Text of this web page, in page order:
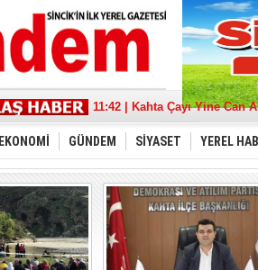
17:36 | Sincik Doğalgaza
11:42 | Kahta Çayı Yine Can
18:21 | Deva Partisinden
13:39 | Sait Aybak'a Büyük
08:32 | Aybak, Adıyaman'da
21:11 | “Türkiye İçin” tüm
22:53 | MHP Adıyaman
17:43 | Depremde hasar
10:17 | Burak Gelir’’
15:21 | "Bu Yanlıştan Biran
EKONOMİ GÜNDEM SİYASET YEREL